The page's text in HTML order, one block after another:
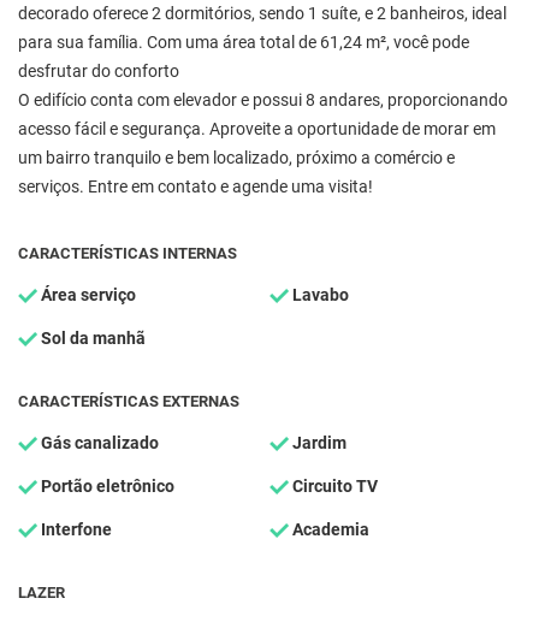
decorado oferece 2 dormitórios, sendo 1 suíte, e 2 banheiros, ideal
para sua família. Com uma área total de 61,24 m², você pode
desfrutar do conforto
O edifício conta com elevador e possui 8 andares, proporcionando
acesso fácil e segurança. Aproveite a oportunidade de morar em
um bairro tranquilo e bem localizado, próximo a comércio e
serviços. Entre em contato e agende uma visita!
CARACTERÍSTICAS INTERNAS
Área serviço Lavabo
Sol da manhã
CARACTERÍSTICAS EXTERNAS
Gás canalizado Jardim
Portão eletrônico Circuito TV
Interfone Academia
LAZER